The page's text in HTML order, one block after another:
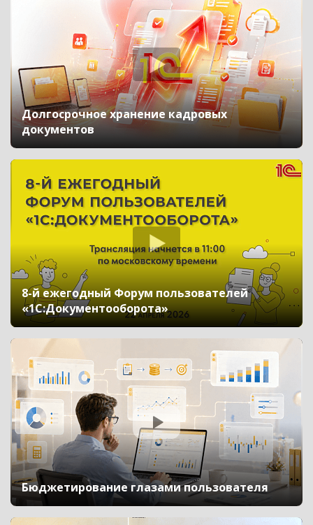
Долгосрочное хранение кадровых
документов
8-й ежегодный Форум пользователей
«1С:Документооборота»
Бюджетирование глазами пользователя